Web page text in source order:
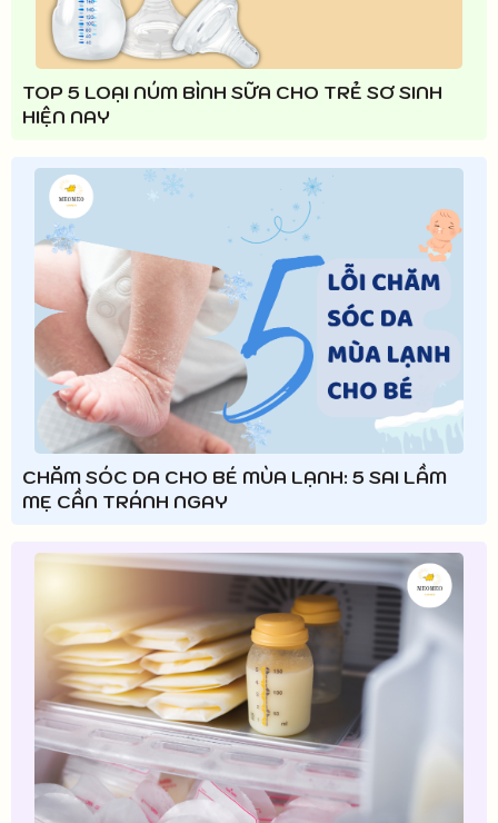
TOP 5 LOẠI NÚM BÌNH SỮA CHO TRẺ SƠ SINH
HIỆN NAY
CHĂM SÓC DA CHO BÉ MÙA LẠNH: 5 SAI LẦM
MẸ CẦN TRÁNH NGAY